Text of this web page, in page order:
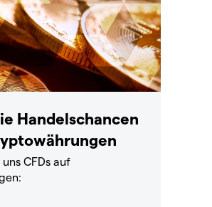
Handelschancen
CFDs auf